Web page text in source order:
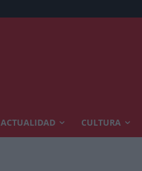
ACTUALIDAD CULTURA